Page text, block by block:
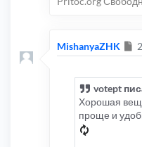
MishanyaZHK
votept
Хорошая
проще и